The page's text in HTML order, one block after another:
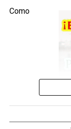
correspondientes.
Como